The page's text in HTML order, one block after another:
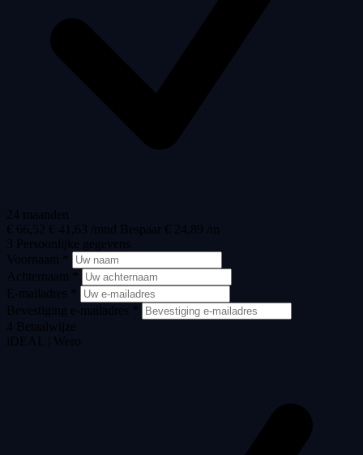
24 maanden
€ 66,52 € 41,63 /mnd Bespaar € 24,89 /m
3 Persoonlijke gegevens
Voornaam *
Achternaam *
E-mailadres *
Bevestiging e-mailadres *
4 Betaalwijze
iDEAL | Wero